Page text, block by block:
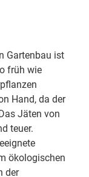
Gartenbau ist
früh wie
Hand, da der
Jäten von
teuer.
ökologischen
der